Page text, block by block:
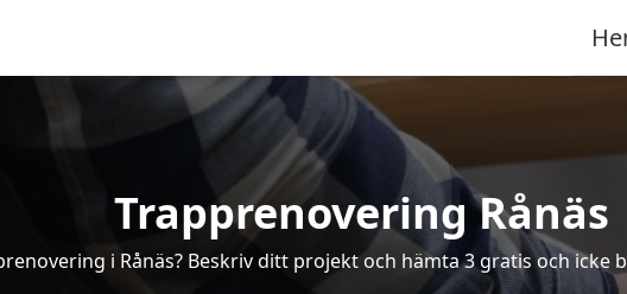
Trapprenovering Rånäs
i Rånäs? Beskriv ditt projekt och hämta 3 gratis och icke